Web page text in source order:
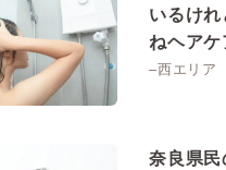
いるけ
ねヘアケ
–西エリア
奈良県